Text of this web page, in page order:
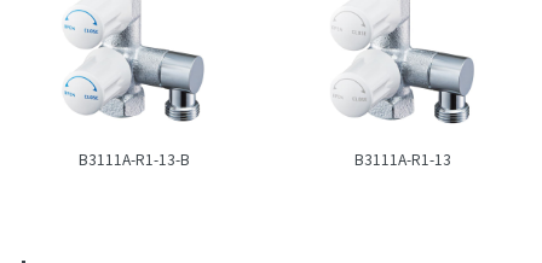
B3111A-R1-13-B B3111A-R1-13